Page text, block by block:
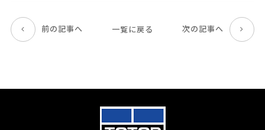
前の記事へ 一覧に戻る 次の記事へ